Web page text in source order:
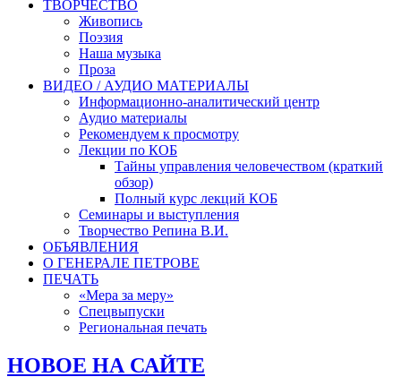
ТВОРЧЕСТВО
Живопись
Поэзия
Наша музыка
Проза
ВИДЕО / АУДИО МАТЕРИАЛЫ
Информационно-аналитический центр
Аудио материалы
Рекомендуем к просмотру
Лекции по КОБ
Тайны управления человечеством (краткий
обзор)
Полный курс лекций КОБ
Семинары и выступления
Творчество Репина В.И.
ОБЪЯВЛЕНИЯ
О ГЕНЕРАЛЕ ПЕТРОВЕ
ПЕЧАТЬ
«Мера за меру»
Спецвыпуски
Региональная печать
НОВОЕ НА САЙТЕ